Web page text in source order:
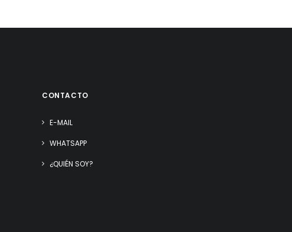
CONTACTO
E-MAIL
WHATSAPP
¿QUIÉN SOY?